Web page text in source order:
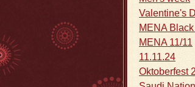
Valentine's
MENA
MENA 11/11
11.11.24
Oktoberfest